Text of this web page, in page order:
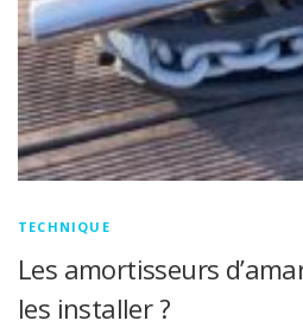
TECHNIQUE
Les amortisseurs
les installer ?